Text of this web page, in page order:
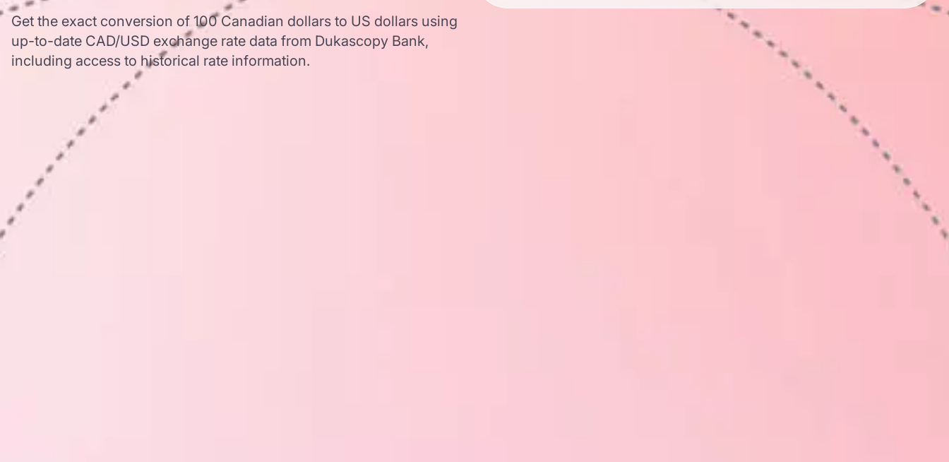
Get the exact conversion of 100 Canadian dollars to US dollars using
up-to-date CAD/USD exchange rate data from Dukascopy Bank,
including access to historical rate information.